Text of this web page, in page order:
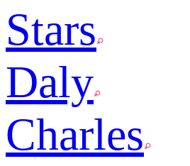
Stars
Daly
Charles